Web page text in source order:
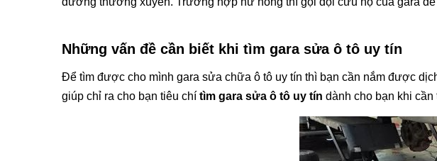
Những vấn đề cần biết khi tìm gara sửa ô tô uy tín
Để tìm được cho mình gara sửa chữa ô tô uy tín thì bạn cần nắm được
giúp chỉ ra cho bạn tiêu chí tìm gara sửa ô tô uy tín dành cho bạn khi cần